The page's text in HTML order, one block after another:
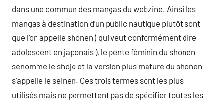
dans une commun des mangas du webzine. Ainsi les
mangas à destination d’un public nautique plutôt sont
que l’on appelle shonen ( qui veut conformément dire
adolescent en japonais ), le pente féminin du shonen
senomme le shojo et la version plus mature du shonen
s’appelle le seinen. Ces trois termes sont les plus
utilisés mais ne permettent pas de spécifier toutes les